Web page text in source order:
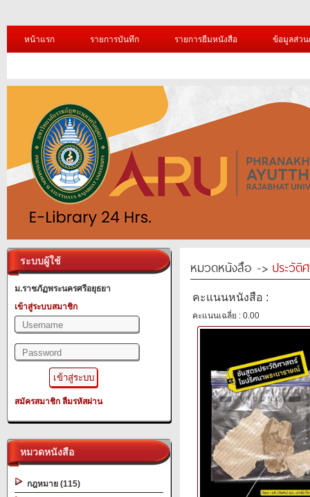
หน้าแรก รายการบันทึก รายการยืมหนังสือ ข้อมูลส่ว
ระบบผู้ใช้
ม.ราชภัฏพระนครศรีอยุธยา
เข้าสู่ระบบสมาชิก
สมัครสมาชิก ลืมรหัสผ่าน
หมวดหนังสือ
กฎหมาย (115)
หมวดหนังสือ -> ประวัติ
คะแนนหนังสือ :
คะแนนเฉลี่ย : 0.00